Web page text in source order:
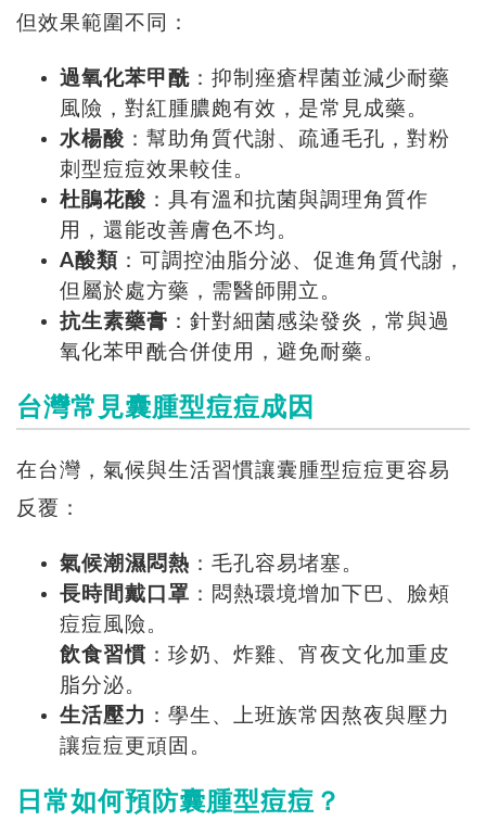
但效果範圍不同：
過氧化苯甲酰 ：抑制痤瘡桿菌並減少耐藥
風險，對紅腫膿皰有效，是常見成藥。
水楊酸 ：幫助角質代謝、疏通毛孔，對粉
刺型痘痘效果較佳。
杜鵑花酸 ：具有溫和抗菌與調理角質作
用，還能改善膚色不均。
A酸類 ：可調控油脂分泌、促進角質代謝，
但屬於處方藥，需醫師開立。
抗生素藥膏 ：針對細菌感染發炎，常與過
氧化苯甲酰合併使用，避免耐藥。
台灣常見囊腫型痘痘成因
在台灣，氣候與生活習慣讓囊腫型痘痘更容易
反覆：
氣候潮濕悶熱 ：毛孔容易堵塞。
長時間戴口罩 ：悶熱環境增加下巴、臉頰
痘痘風險。
飲食習慣 ：珍奶、炸雞、宵夜文化加重皮
脂分泌。
生活壓力 ：學生、上班族常因熬夜與壓力
讓痘痘更頑固。
日常如何預防囊腫型痘痘？